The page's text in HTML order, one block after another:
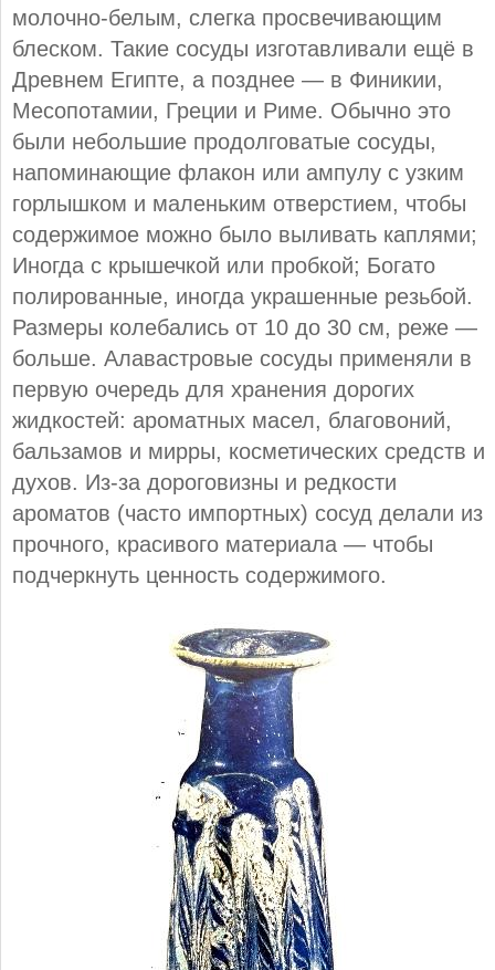
молочно-белым, слегка просвечивающим
блеском. Такие сосуды изготавливали ещё в
Древнем Египте, а позднее — в Финикии,
Месопотамии, Греции и Риме. Обычно это
были небольшие продолговатые сосуды,
напоминающие флакон или ампулу с узким
горлышком и маленьким отверстием, чтобы
содержимое можно было выливать каплями;
Иногда с крышечкой или пробкой; Богато
полированные, иногда украшенные резьбой.
Размеры колебались от 10 до 30 см, реже —
больше. Алавастровые сосуды применяли в
первую очередь для хранения дорогих
жидкостей: ароматных масел, благовоний,
бальзамов и мирры, косметических средств и
духов. Из-за дороговизны и редкости
ароматов (часто импортных) сосуд делали из
прочного, красивого материала — чтобы
подчеркнуть ценность содержимого.